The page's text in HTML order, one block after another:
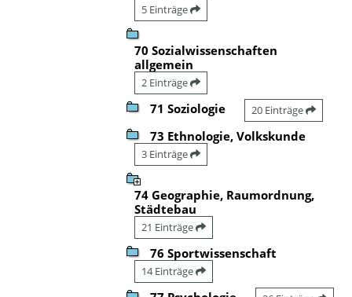
5 Einträge
70 Sozialwissenschaften
allgemein
2 Einträge
71 Soziologie 20 Einträge
73 Ethnologie, Volkskunde
3 Einträge
74 Geographie, Raumordnung,
Städtebau
21 Einträge
76 Sportwissenschaft
14 Einträge